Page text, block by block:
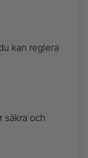
kan reglera
säkra och